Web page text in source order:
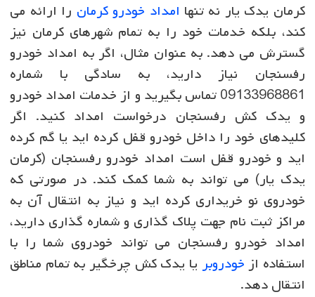
کرمان یدک یار نه تنها امداد خودرو کرمان را ارائه می
کند، بلکه خدمات خود را به تمام شهرهای کرمان نیز
گسترش می دهد. به عنوان مثال، اگر به امداد خودرو
رفسنجان نیاز دارید، به سادگی با شماره
09133968861 تماس بگیرید و از خدمات امداد خودرو
و یدک کش رفسنجان درخواست امداد کنید. اگر
کلیدهای خود را داخل خودرو قفل کرده اید یا گم کرده
اید و خودرو قفل است امداد خودرو رفسنجان (کرمان
یدک یار) می تواند به شما کمک کند. در صورتی که
خودروی نو خریداری کرده اید و نیاز به انتقال آن به
مراکز ثبت نام جهت پلاک گذاری و شماره گذاری دارید،
امداد خودرو رفسنجان می تواند خودروی شما را با
استفاده از خودروبر یا یدک کش چرخگیر به تمام مناطق
انتقال دهد.